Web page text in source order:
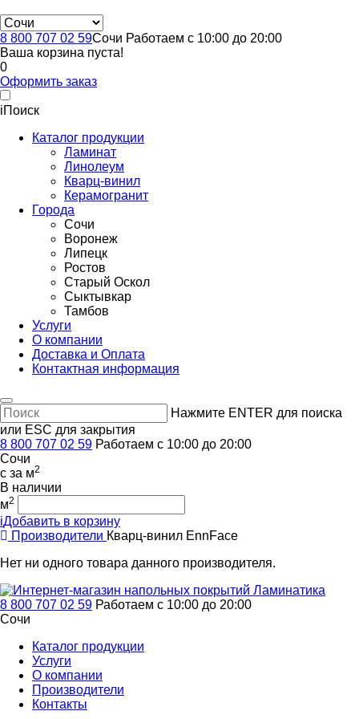
8 800 707 02 59Сочи Работаем с 10:00 до 20:00
Ваша корзина пуста!
0
Оформить заказ
iПоиск
Каталог продукции
Ламинат
Линолеум
Кварц-винил
Керамогранит
Города
Сочи
Воронеж
Липецк
Ростов
Старый Оскол
Сыктывкар
Тамбов
Услуги
О компании
Доставка и Оплата
Контактная информация
Нажмите ENTER для поиска
или ESC для закрытия
8 800 707 02 59 Работаем с 10:00 до 20:00
Сочи
c за м2
В наличии
м2
iДобавить в корзину
Производители Кварц-винил EnnFace
Нет ни одного товара данного производителя.
8 800 707 02 59 Работаем с 10:00 до 20:00
Сочи
Каталог продукции
Услуги
О компании
Производители
Контакты